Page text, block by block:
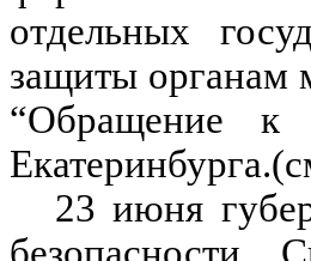
отдельных
защиты органам
“Обращение к
23 июня